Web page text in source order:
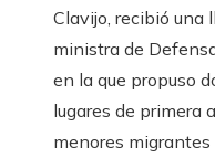
Clavijo, recibió una
ministra de
en la que propuso
lugares de primera
menores